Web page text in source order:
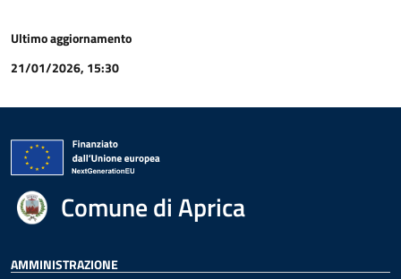
Ultimo aggiornamento
21/01/2026, 15:30
Comune di Aprica
AMMINISTRAZIONE